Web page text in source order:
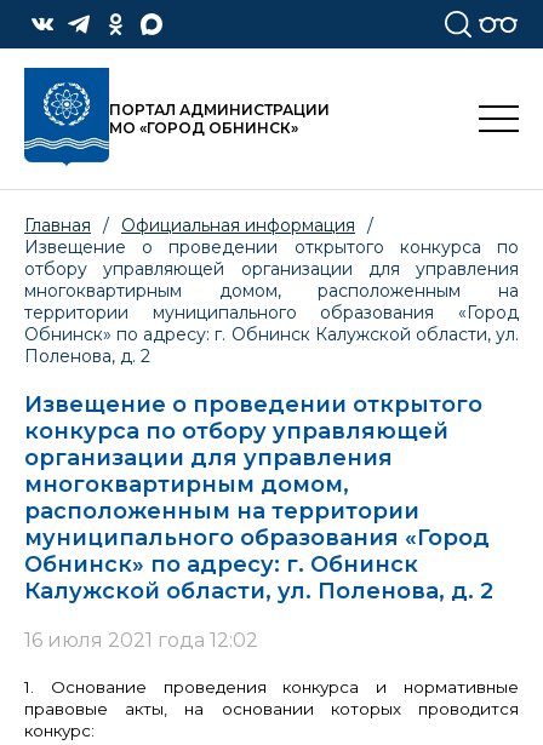
ПОРТАЛ АДМИНИСТРАЦИИ
МО «ГОРОД ОБНИНСК»
Главная / Официальная информация
/
Извещение о проведении открытого конкурса по
отбору управляющей организации для управления
многоквартирным домом, расположенным на
территории муниципального образования «Город
Обнинск» по адресу: г. Обнинск Калужской области, ул.
Поленова, д. 2
Извещение о проведении открытого
конкурса по отбору управляющей
организации для управления
многоквартирным домом,
расположенным на территории
муниципального образования «Город
Обнинск» по адресу: г. Обнинск
Калужской области, ул. Поленова, д. 2
16 июля 2021 года 12:02
1. Основание проведения конкурса и нормативные
правовые акты, на основании которых проводится
конкурс: